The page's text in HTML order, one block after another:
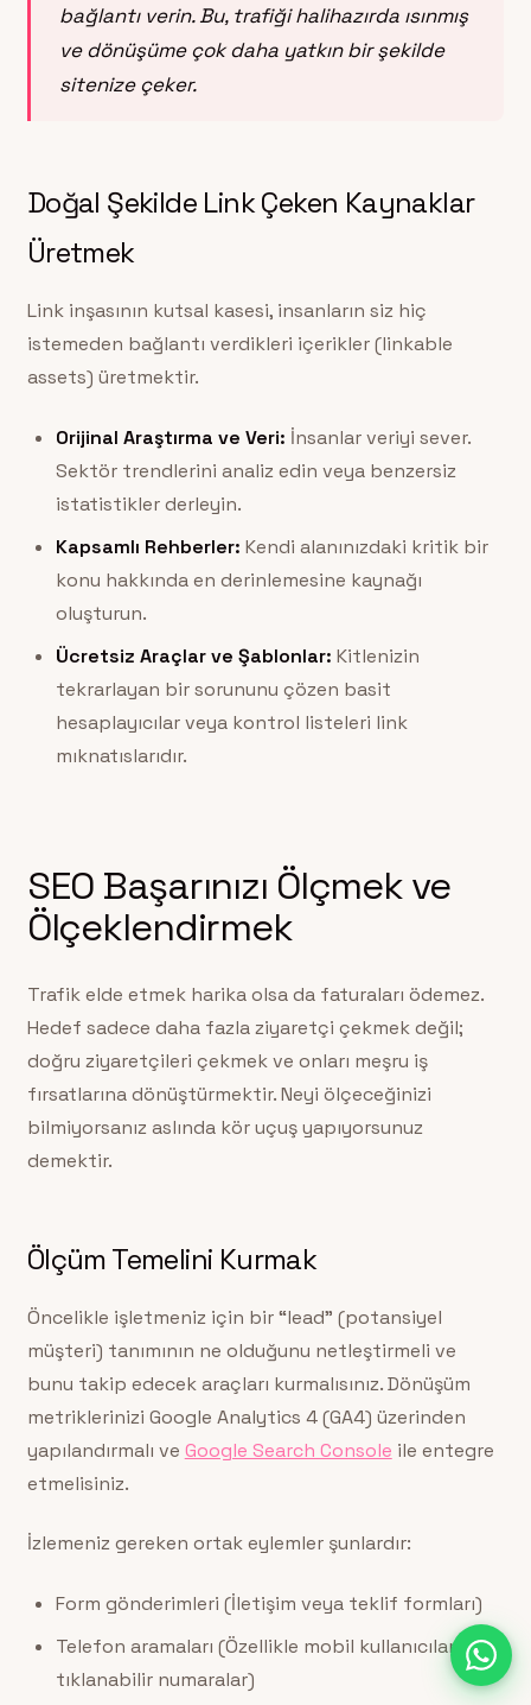
bağlantı verin. Bu, trafiği halihazırda ısınmış
ve dönüşüme çok daha yatkın bir şekilde
sitenize çeker.
Doğal Şekilde Link Çeken Kaynaklar
Üretmek
Link inşasının kutsal kasesi, insanların siz hiç
istemeden bağlantı verdikleri içerikler (linkable
assets) üretmektir.
Orijinal Araştırma ve Veri: İnsanlar veriyi sever.
Sektör trendlerini analiz edin veya benzersiz
istatistikler derleyin.
Kapsamlı Rehberler: Kendi alanınızdaki kritik bir
konu hakkında en derinlemesine kaynağı
oluşturun.
Ücretsiz Araçlar ve Şablonlar: Kitlenizin
tekrarlayan bir sorununu çözen basit
hesaplayıcılar veya kontrol listeleri link
mıknatıslarıdır.
SEO Başarınızı Ölçmek ve
Ölçeklendirmek
Trafik elde etmek harika olsa da faturaları ödemez.
Hedef sadece daha fazla ziyaretçi çekmek değil;
doğru ziyaretçileri çekmek ve onları meşru iş
fırsatlarına dönüştürmektir. Neyi ölçeceğinizi
bilmiyorsanız aslında kör uçuş yapıyorsunuz
demektir.
Ölçüm Temelini Kurmak
Öncelikle işletmeniz için bir “lead” (potansiyel
müşteri) tanımının ne olduğunu netleştirmeli ve
bunu takip edecek araçları kurmalısınız. Dönüşüm
metriklerinizi Google Analytics 4 (GA4) üzerinden
yapılandırmalı ve Google Search Console ile entegre
etmelisiniz.
İzlemeniz gereken ortak eylemler şunlardır:
Form gönderimleri (İletişim veya teklif formları)
Telefon aramaları (Özellikle mobil kullanıcılar için
tıklanabilir numaralar)